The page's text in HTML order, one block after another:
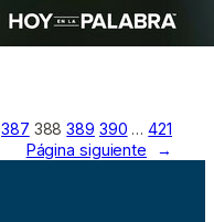
387 388 389 390 … 421
Página siguiente
→